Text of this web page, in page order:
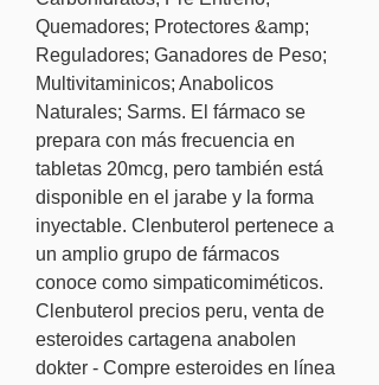
Quemadores; Protectores &amp;
Reguladores; Ganadores de Peso;
Multivitaminicos; Anabolicos
Naturales; Sarms. El fármaco se
prepara con más frecuencia en
tabletas 20mcg, pero también está
disponible en el jarabe y la forma
inyectable. Clenbuterol pertenece a
un amplio grupo de fármacos
conoce como simpaticomiméticos.
Clenbuterol precios peru, venta de
esteroides cartagena anabolen
dokter - Compre esteroides en línea